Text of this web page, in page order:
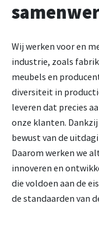
Wij werken voor en
industrie, zoals
meubels en
diversiteit in
leveren dat precies
onze klanten.
bewust van de
Daarom werken we
innoveren en
die voldoen aan de
de standaarden van